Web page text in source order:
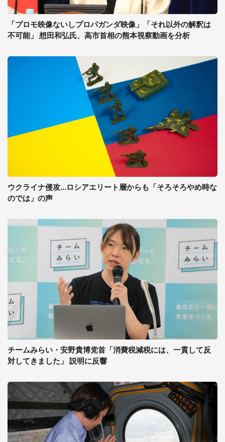
「プロモ映像ないしプロパガンダ映像」「それ以外の解釈は
不可能」 想田和弘氏、高市首相の熊本視察動画を分析
ウクライナ侵攻...ロシアエリート層からも「そろそろやめ時な
のでは」の声
チームみらい・安野貴博党首「消費税減税には、一貫して反
対してきました」 説明に反響